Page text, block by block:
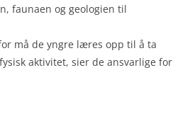
faunaen og geologien til
må de yngre læres opp til å ta
aktivitet, sier de ansvarlige for